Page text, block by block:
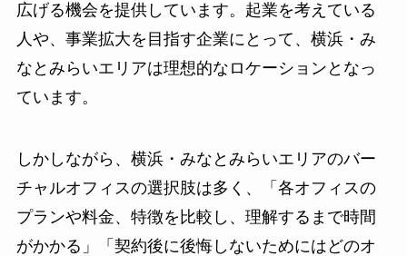
広げる機会を提供しています。起業を考えている
人や、事業拡大を目指す企業にとって、横浜・み
なとみらいエリアは理想的なロケーションとなっ
ています。
しかしながら、横浜・みなとみらいエリアのバー
チャルオフィスの選択肢は多く、「各オフィスの
プランや料金、特徴を比較し、理解するまで時間
がかかる」「契約後に後悔しないためにはどのオ